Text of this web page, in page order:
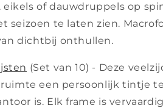
of dauwdruppels op
seizoen te laten zien.
dichtbij onthullen.
(Set van 10) - Deze
een persoonlijk tintje
is. Elk frame is